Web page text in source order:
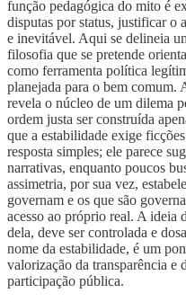
função pedagógica do mito é
disputas por status, justificar o
e inevitável. Aqui se delineia
filosofia que se pretende
como ferramenta política
planejada para o bem comum.
revela o núcleo de um dilema
ordem justa ser construída
que a estabilidade exige
resposta simples; ele parece
narrativas, enquanto poucos
assimetria, por sua vez,
governam e os que são
acesso ao próprio real. A ideia
dela, deve ser controlada e
nome da estabilidade, é um
valorização da transparência e
participação pública.